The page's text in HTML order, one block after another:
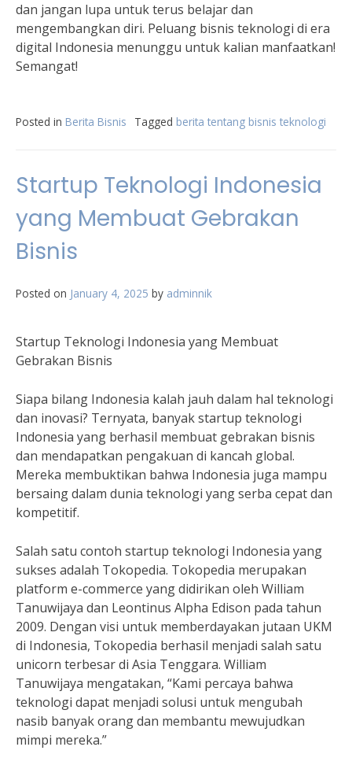
dan jangan lupa untuk terus belajar dan
mengembangkan diri. Peluang bisnis teknologi di era
digital Indonesia menunggu untuk kalian manfaatkan!
Semangat!
Posted in Berita Bisnis Tagged berita tentang bisnis teknologi
Startup Teknologi Indonesia
yang Membuat Gebrakan
Bisnis
Posted on January 4, 2025 by adminnik
Startup Teknologi Indonesia yang Membuat
Gebrakan Bisnis
Siapa bilang Indonesia kalah jauh dalam hal teknologi
dan inovasi? Ternyata, banyak startup teknologi
Indonesia yang berhasil membuat gebrakan bisnis
dan mendapatkan pengakuan di kancah global.
Mereka membuktikan bahwa Indonesia juga mampu
bersaing dalam dunia teknologi yang serba cepat dan
kompetitif.
Salah satu contoh startup teknologi Indonesia yang
sukses adalah Tokopedia. Tokopedia merupakan
platform e-commerce yang didirikan oleh William
Tanuwijaya dan Leontinus Alpha Edison pada tahun
2009. Dengan visi untuk memberdayakan jutaan UKM
di Indonesia, Tokopedia berhasil menjadi salah satu
unicorn terbesar di Asia Tenggara. William
Tanuwijaya mengatakan, “Kami percaya bahwa
teknologi dapat menjadi solusi untuk mengubah
nasib banyak orang dan membantu mewujudkan
mimpi mereka.”